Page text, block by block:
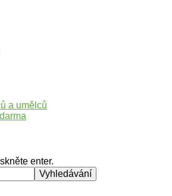
a umělců
a poutě v České republice
enter.